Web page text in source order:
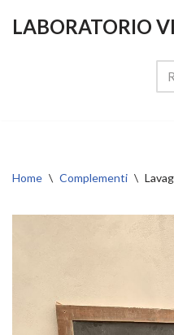
LABORATORIO
Home \ Complementi \